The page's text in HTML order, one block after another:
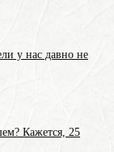
у нас давно не
Кажется, 25